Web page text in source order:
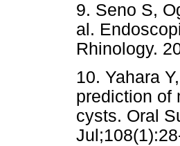
9. Seno S,
al.
Rhinology.
10. Yahara
prediction of
cysts. Oral